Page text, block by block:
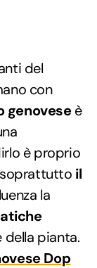
del
con
genoveseè
è proprio
il
la
della pianta.
Dop